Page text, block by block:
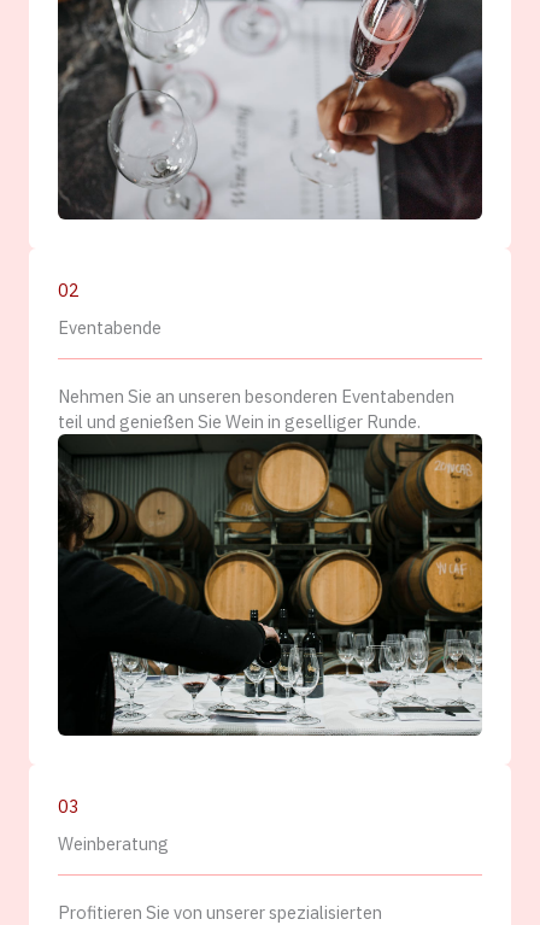
02
Eventabende
Nehmen Sie an unseren besonderen Eventabenden
teil und genießen Sie Wein in geselliger Runde.
03
Weinberatung
Profitieren Sie von unserer spezialisierten